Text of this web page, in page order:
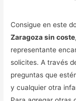
Consigue en este
Zaragoza sin coste
representante
solicites. A través
preguntas que
y cualquier otra